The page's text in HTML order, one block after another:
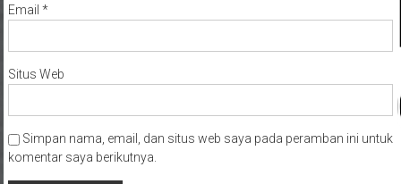
Email *
Situs Web
Simpan nama, email, dan situs web saya pada peramban ini untuk
komentar saya berikutnya.